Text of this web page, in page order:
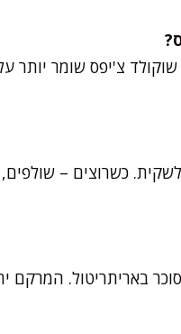
צ'יפס שומר יותר
כשרוצים –
באריתריטול. המרקם